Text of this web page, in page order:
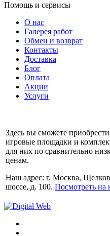
Помощь и сервисы
О нас
Галерея работ
Обмен и возврат
Контакты
Доставка
Блог
Оплата
Акции
Услуги
Здесь вы сможете
игровые площадки и
для них по сравнительно
ценам.
Наш адрес: г. Москва,
шоссе, д. 100. Посмотреть на